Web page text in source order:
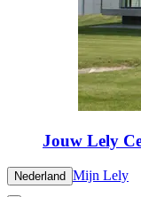
Jouw Lely
Nederland Mijn Lely